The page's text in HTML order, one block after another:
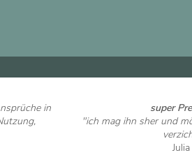
in
super
"ich mag ihn sher und